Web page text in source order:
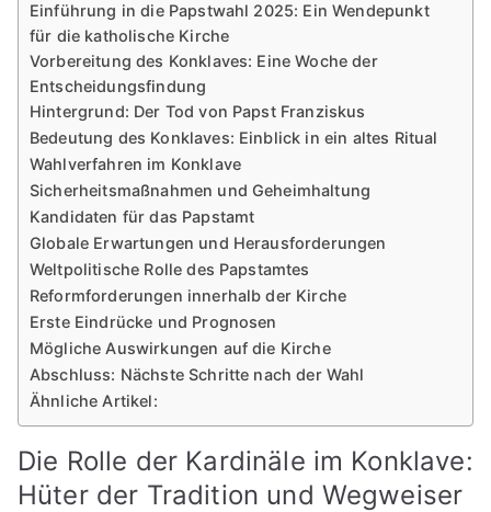
Einführung in die Papstwahl 2025: Ein Wendepunkt
für die katholische Kirche
Vorbereitung des Konklaves: Eine Woche der
Entscheidungsfindung
Hintergrund: Der Tod von Papst Franziskus
Bedeutung des Konklaves: Einblick in ein altes Ritual
Wahlverfahren im Konklave
Sicherheitsmaßnahmen und Geheimhaltung
Kandidaten für das Papstamt
Globale Erwartungen und Herausforderungen
Weltpolitische Rolle des Papstamtes
Reformforderungen innerhalb der Kirche
Erste Eindrücke und Prognosen
Mögliche Auswirkungen auf die Kirche
Abschluss: Nächste Schritte nach der Wahl
Ähnliche Artikel:
Die Rolle der Kardinäle im Konklave:
Hüter der Tradition und Wegweiser